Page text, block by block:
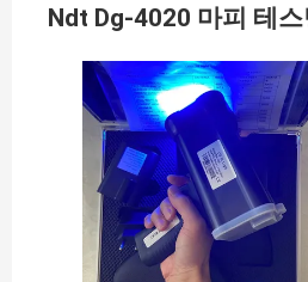
Ndt Dg-4020 마피 테